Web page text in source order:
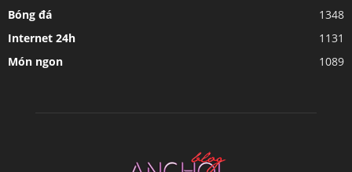
Bóng đá
1348
Internet 24h
1131
Món ngon
1089